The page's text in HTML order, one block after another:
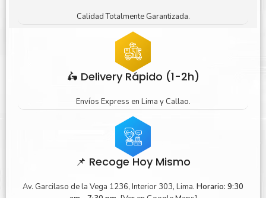
Calidad Totalmente Garantizada.
🛵 Delivery Rápido (1-2h)
Envíos Express en Lima y Callao.
📌 Recoge Hoy Mismo
Av. Garcilaso de la Vega 1236, Interior 303, Lima. Horario: 9:30